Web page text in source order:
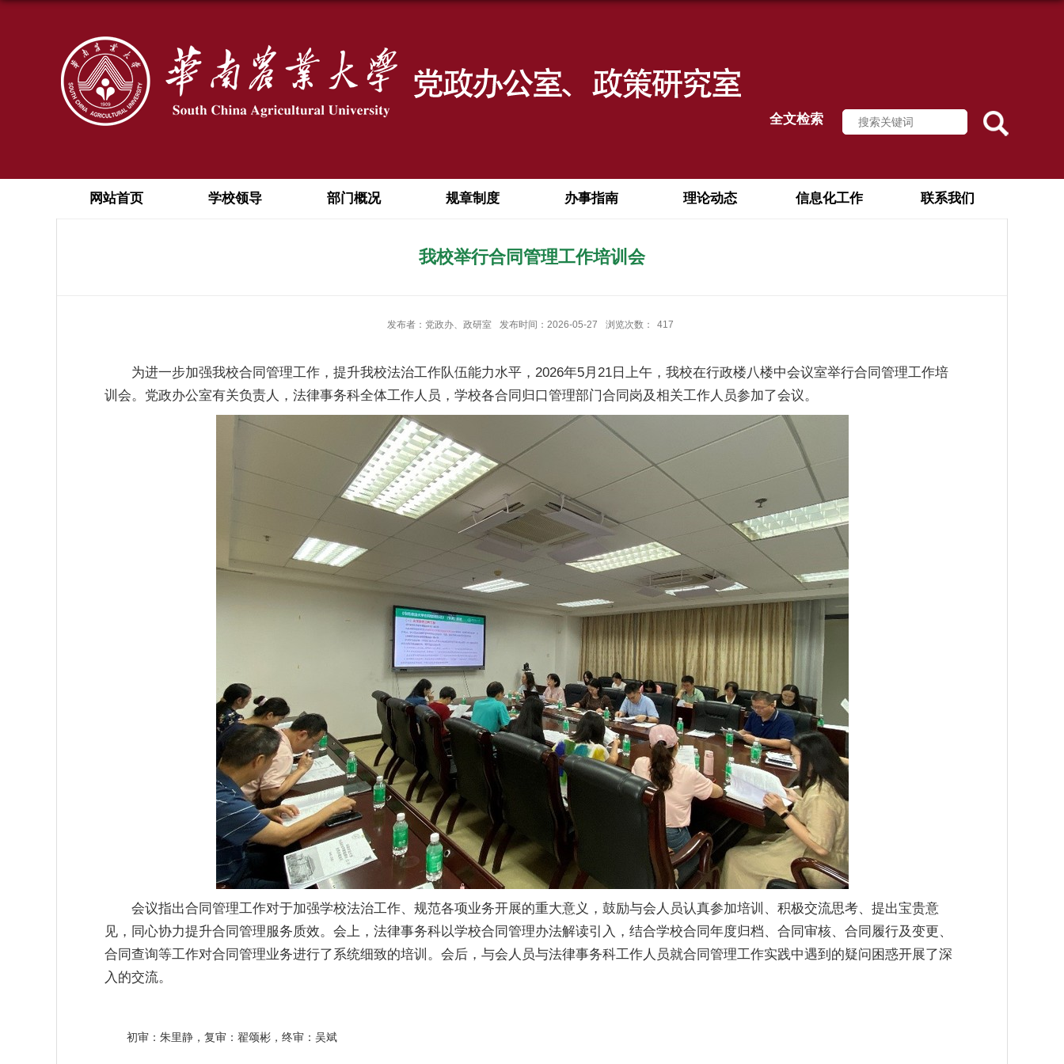
全文检索
网站首页 学校领导 部门概况 规章制度 办事指南 理论动态 信息化工作 联系我们
我校举行合同管理工作培训会
发布者：党政办、政研室 发布时间：2026-05-27 浏览次数： 417
为进一步加强我校合同管理工作，提升我校法治工作队伍能力水平，2026年5月21日上午，我校在行政楼八楼中会议室举行合同管理工作培
训会。党政办公室有关负责人，法律事务科全体工作人员，学校各合同归口管理部门合同岗及相关工作人员参加了会议。
会议指出合同管理工作对于加强学校法治工作、规范各项业务开展的重大意义，鼓励与会人员认真参加培训、积极交流思考、提出宝贵意
见，同心协力提升合同管理服务质效。会上，法律事务科以学校合同管理办法解读引入，结合学校合同年度归档、合同审核、合同履行及变更、
合同查询等工作对合同管理业务进行了系统细致的培训。会后，与会人员与法律事务科工作人员就合同管理工作实践中遇到的疑问困惑开展了深
入的交流。
初审：朱里静，复审：翟颂彬，终审：吴斌